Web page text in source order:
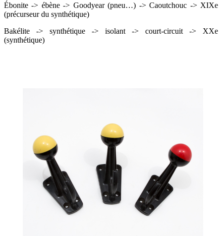
Ébonite -> ébène -> Goodyear (pneu…) -> Caoutchouc -> XIXe
(précurseur du synthétique)
Bakélite -> synthétique -> isolant -> court-circuit -> XXe
(synthétique)